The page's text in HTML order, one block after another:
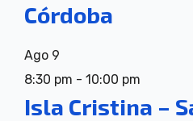
Córdoba
Ago 9
8:30 pm - 10:00 pm
Isla Cristina –